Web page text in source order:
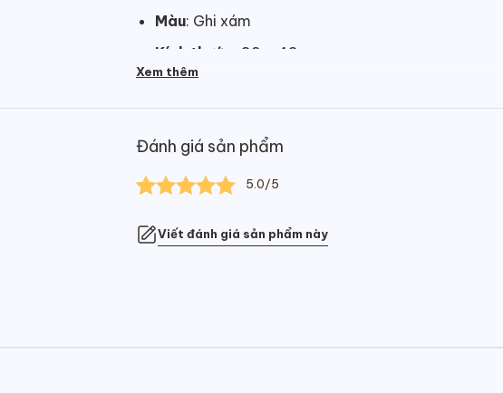
Màu: Ghi xám
Kích thước
38 – 43
Xem thêm
Đánh giá sản phẩm
dựa trên
5.0/5
Viết đánh giá sản phẩm này